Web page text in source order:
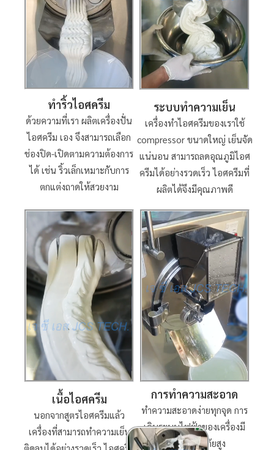
ทำริ้วไอศครีม
ด้วยความที่เรา ผลิตเครื่องปั่น
ไอศครีม เอง จึงสามารถเลือก
ช่องปิด-เปิดตามความต้องการ
ได้ เช่น ริ้วเล็กเหมาะกับการ
ตกแต่งถาดให้สวยงาม
ระบบทำความเย็น
เครื่องทำไอศครีมของเราใช้
compressor ขนาดใหญ่ เย็นจัด
แน่นอน สามารถลดอุณภูมิไอศ
ครีมได้อย่างรวดเร็ว ไอศครีมที่
ผลิตได้จึงมีคุณภาพดี
เนื้อไอศครีม
นอกจากสูตรไอศครีมแล้ว
เครื่องที่สามารถทำความเย็น
การทำความสะอาด
ทำความสะอาดง่ายทุกจุด การ
เดินระบบไฟฟ้าของเครื่องมี
ความปลอดภัยสูง